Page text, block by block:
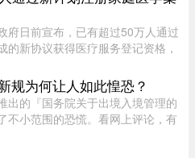
无法通行。 ...
府日前宣布，已有超过50万人通过
的新协议获得医疗服务登记资格，
个家庭医学诊所（GMF）的集体管
规为何让人如此惶恐？
出的『国务院关于出境入境管理的
不小范围的恐慌。看网上评论，有